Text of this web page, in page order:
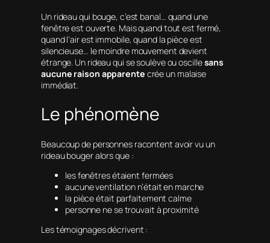
Un rideau qui bouge, c’est banal… quand une
fenêtre est ouverte. Mais quand tout est fermé,
quand l’air est immobile, quand la pièce est
silencieuse… le moindre mouvement devient
étrange. Un rideau qui se soulève ou oscillesans
aucune raison apparente crée un malaise
immédiat.
Le phénomène
Beaucoup de personnes racontent avoir vu un
rideau bouger alors que :
les fenêtres étaient fermées
aucune ventilation n’était en marche
la pièce était parfaitement calme
personne ne se trouvait à proximité
Les témoignages décrivent :